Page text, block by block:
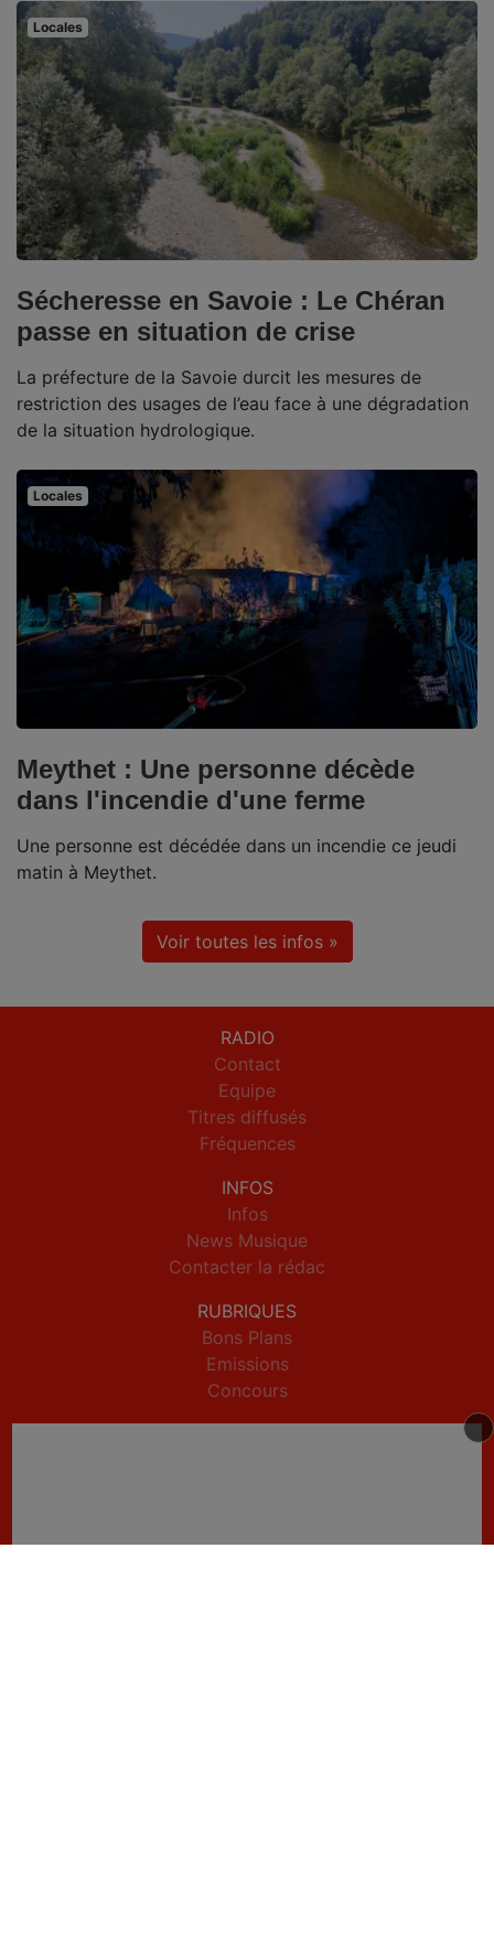
Locales
Sécheresse en Savoie : Le Chéran
passe en situation de crise
La préfecture de la Savoie durcit les mesures de
restriction des usages de l’eau face à une dégradation
de la situation hydrologique.
Locales
Meythet : Une personne décède
dans l'incendie d'une ferme
Une personne est décédée dans un incendie ce jeudi
matin à Meythet.
Voir toutes les infos »
RADIO
Contact
Equipe
Titres diffusés
Fréquences
INFOS
Infos
News Musique
Contacter la rédac
RUBRIQUES
Bons Plans
Emissions
Concours